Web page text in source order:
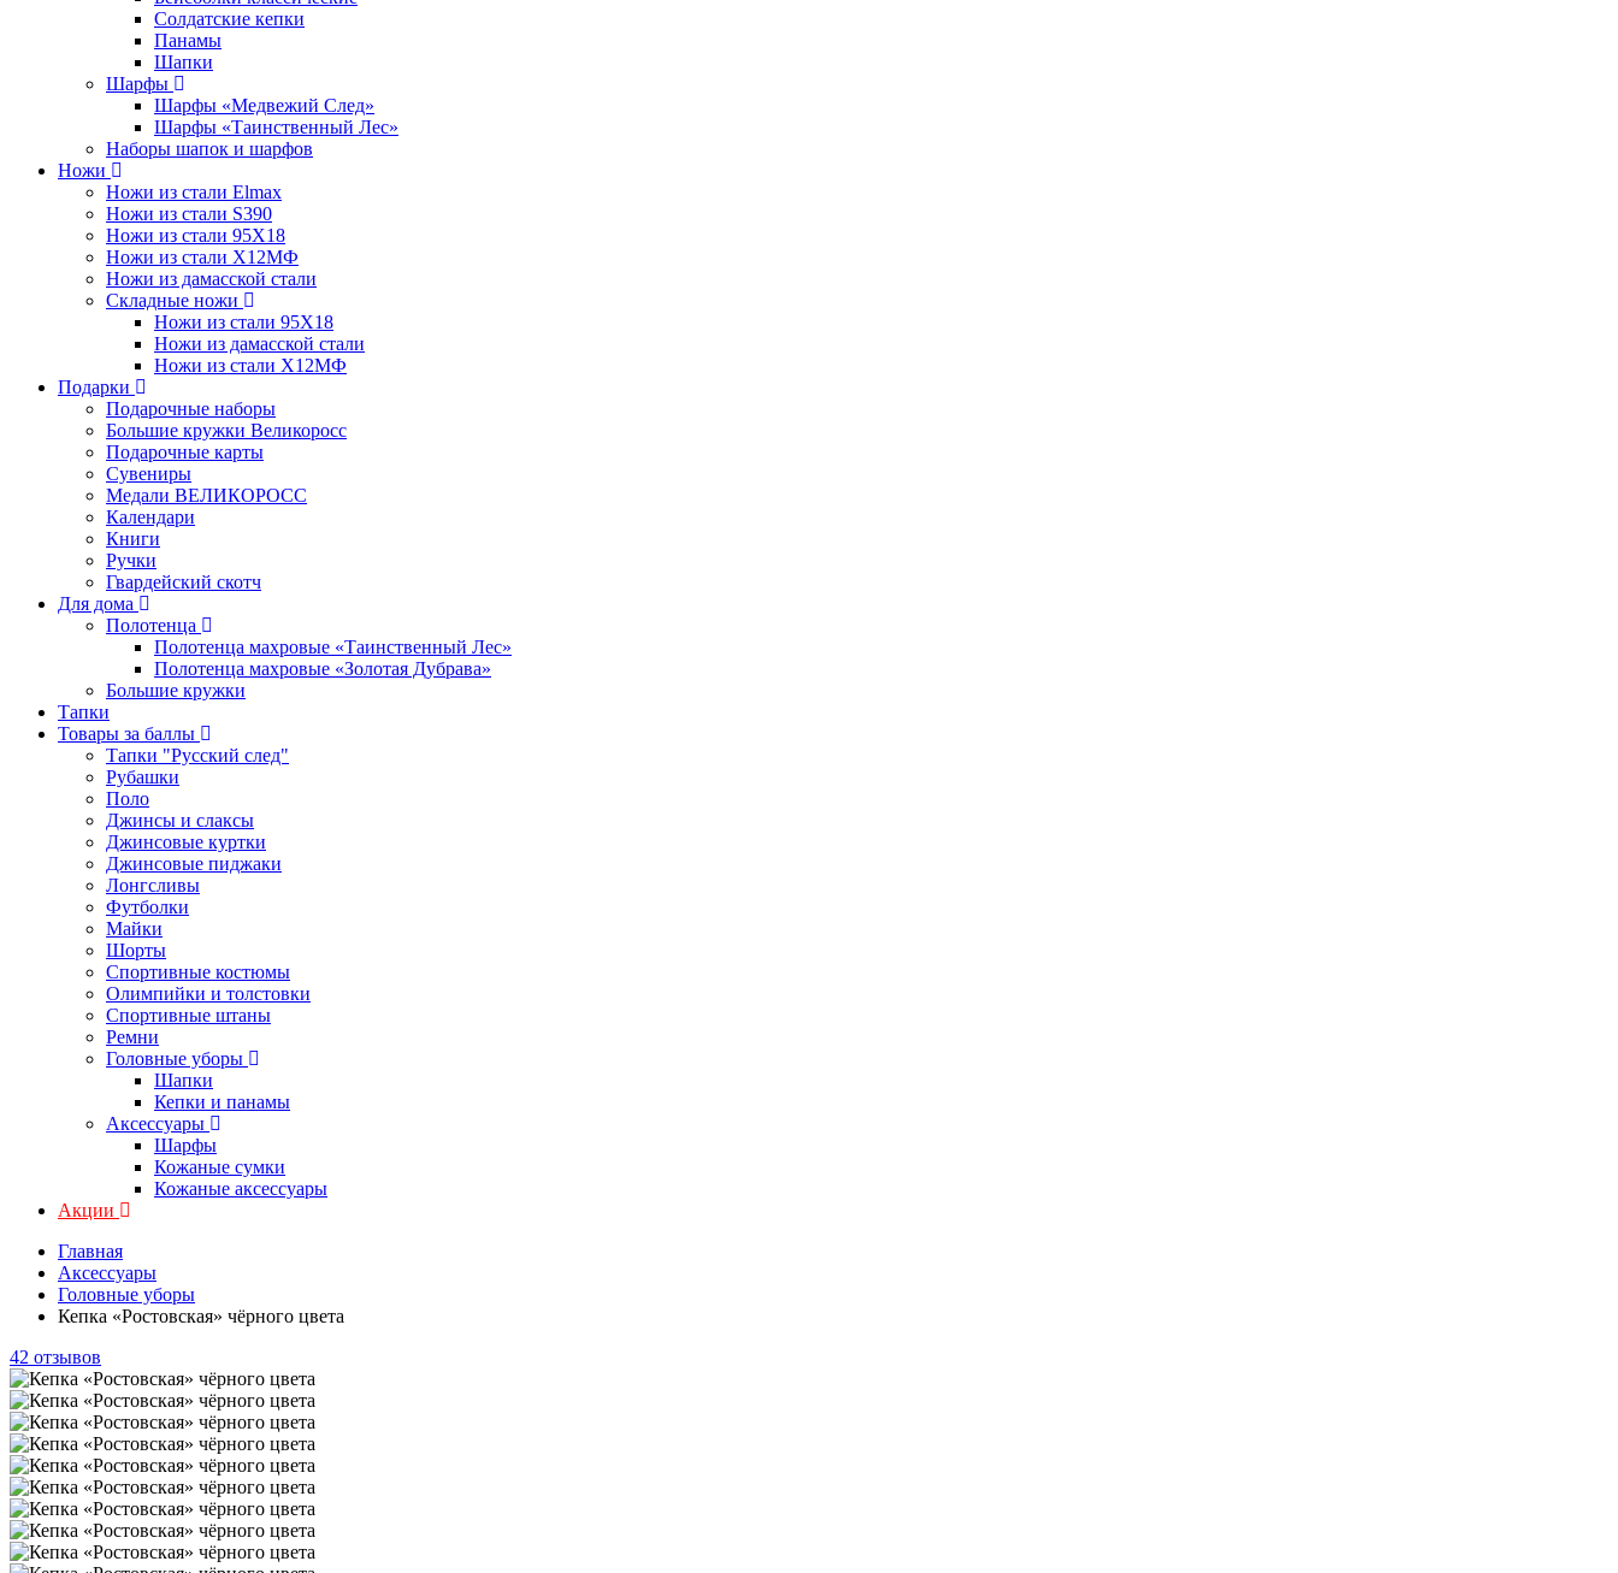
Солдатские кепки
Панамы
Шапки
Шарфы
Шарфы «Медвежий След»
Шарфы «Таинственный Лес»
Наборы шапок и шарфов
Ножи
Ножи из стали Elmax
Ножи из стали S390
Ножи из стали 95X18
Ножи из стали Х12МФ
Ножи из дамасской стали
Складные ножи
Ножи из стали 95X18
Ножи из дамасской стали
Ножи из стали Х12МФ
Подарки
Подарочные наборы
Большие кружки Великоросс
Подарочные карты
Сувениры
Медали ВЕЛИКОРОСС
Календари
Книги
Ручки
Гвардейский скотч
Для дома
Полотенца
Полотенца махровые «Таинственный Лес»
Полотенца махровые «Золотая Дубрава»
Большие кружки
Тапки
Товары за баллы
Тапки "Русский след"
Рубашки
Поло
Джинсы и слаксы
Джинсовые куртки
Джинсовые пиджаки
Лонгсливы
Футболки
Майки
Шорты
Спортивные костюмы
Олимпийки и толстовки
Спортивные штаны
Ремни
Головные уборы
Шапки
Кепки и панамы
Аксессуары
Шарфы
Кожаные сумки
Кожаные аксессуары
Акции
Главная
Аксессуары
Головные уборы
Кепка «Ростовская» чёрного цвета
42 отзывов